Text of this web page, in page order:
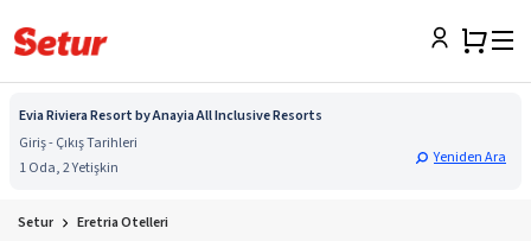
Evia Riviera Resort by Anayia All Inclusive Resorts
Giriş - Çıkış Tarihleri
1 Oda, 2 Yetişkin
Yeniden Ara
Setur Eretria Otelleri